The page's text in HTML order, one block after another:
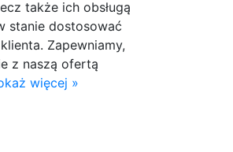
także ich obsługą
stanie dostosować
Zapewniamy,
z naszą ofertą
więcej »